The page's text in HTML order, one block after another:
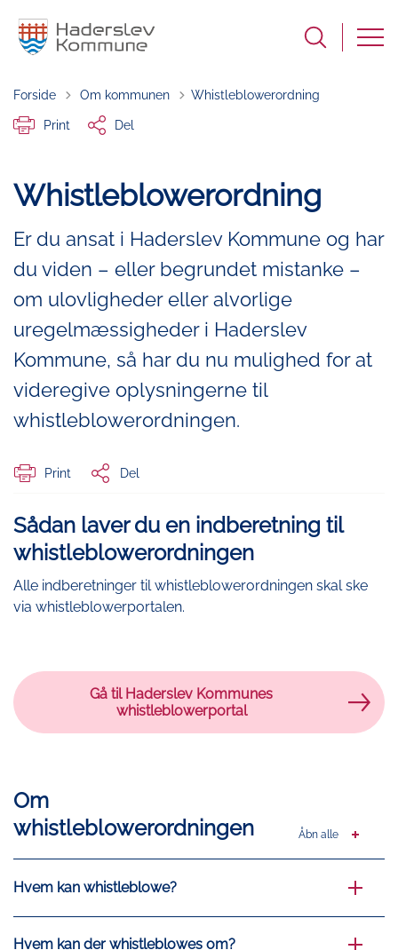
Forside Tilbage til
Om kommunen Whistleblowerordning
Print Del
Whistleblowerordning
Er du ansat i Haderslev Kommune og har
du viden – eller begrundet mistanke –
om ulovligheder eller alvorlige
uregelmæssigheder i Haderslev
Kommune, så har du nu mulighed for at
videregive oplysningerne til
whistleblowerordningen.
Print Del
Sådan laver du en indberetning til
whistleblowerordningen
Alle indberetninger til whistleblowerordningen skal ske
via whistleblowerportalen.
Gå til Haderslev Kommunes
whistleblowerportal
Om
whistleblowerordningen
Åbn alle
Hvem kan whistleblowe?
Hvem kan der whistleblowes om?